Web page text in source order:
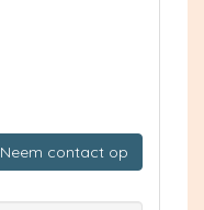
Neem contact op